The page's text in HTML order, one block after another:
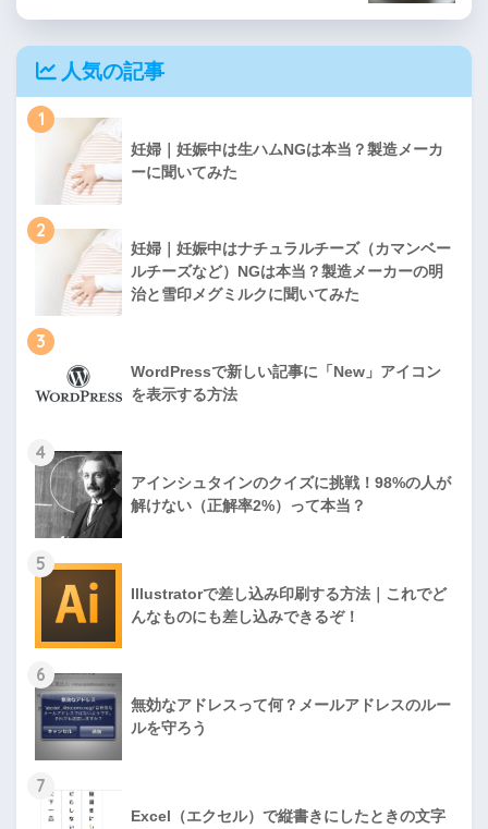
人気の記事
1
妊婦｜妊娠中は生ハムNGは本当？製造メーカ
ーに聞いてみた
2
妊婦｜妊娠中はナチュラルチーズ（カマンベー
ルチーズなど）NGは本当？製造メーカーの明
治と雪印メグミルクに聞いてみた
3
WordPressで新しい記事に「New」アイコン
を表示する方法
4
アインシュタインのクイズに挑戦！98%の人が
解けない（正解率2%）って本当？
5
Illustratorで差し込み印刷する方法｜これでど
んなものにも差し込みできるぞ！
6
無効なアドレスって何？メールアドレスのルー
ルを守ろう
7
Excel（エクセル）で縦書きにしたときの文字